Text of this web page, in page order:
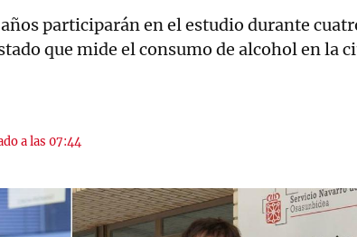
participarán en el estudio durante
que mide el consumo de alcohol en la
a las 07:44